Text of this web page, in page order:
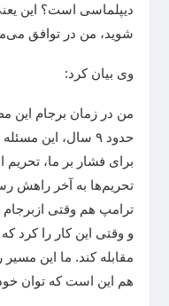
دیپلماسی است؟ این
شوید، من در توافق
وی بیان کرد:
من در زمان برجام این
حدود ۹ سال، این
برای فشار بر ما،
تحریم‌ها به آخر راهش
ترامپ هم وقتی
و وقتی این کار را کرد
مقابله کند. ما این
هم این است که توان